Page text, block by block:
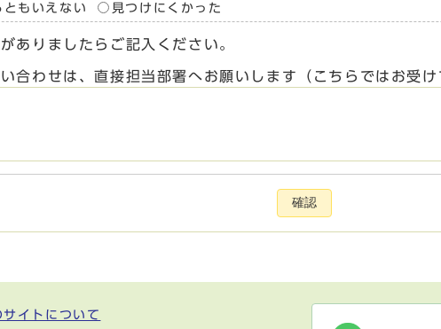
ともいえない 見つけにくかった
ありましたらご記入ください。
合わせは、直接担当部署へお願いします（こちらではお受け
確認
サイトについて